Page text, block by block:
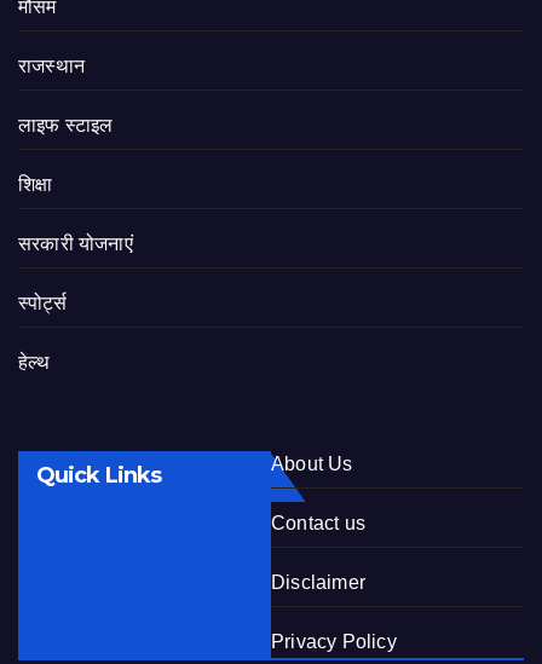
मौसम
राजस्थान
लाइफ स्टाइल
शिक्षा
सरकारी योजनाएं
स्पोर्ट्स
हेल्थ
Quick Links About Us
Contact us
Disclaimer
Privacy Policy